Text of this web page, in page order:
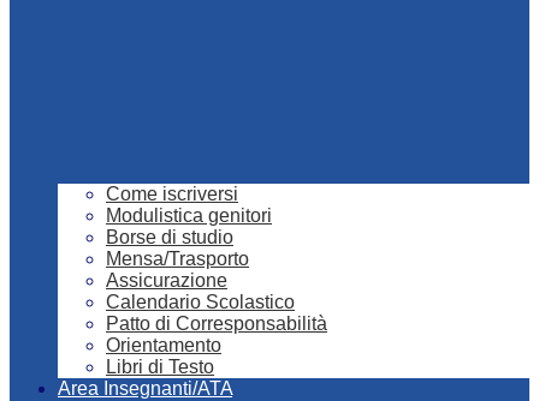
Come iscriversi
Modulistica genitori
Borse di studio
Mensa/Trasporto
Assicurazione
Calendario Scolastico
Patto di Corresponsabilità
Orientamento
Libri di Testo
Area Insegnanti/ATA